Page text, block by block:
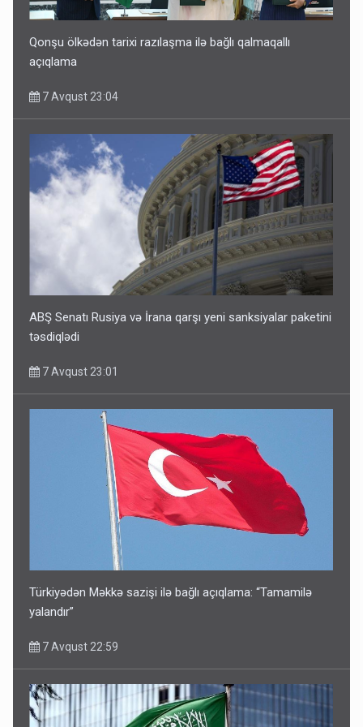
Qonşu ölkədən tarixi razılaşma ilə bağlı qalmaqallı
açıqlama
7 Avqust 23:04
ABŞ Senatı Rusiya və İrana qarşı yeni sanksiyalar paketini
təsdiqlədi
7 Avqust 23:01
Türkiyədən Məkkə sazişi ilə bağlı açıqlama: “Tamamilə
yalandır”
7 Avqust 22:59